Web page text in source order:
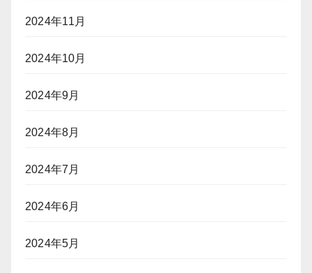
2024年11月
2024年10月
2024年9月
2024年8月
2024年7月
2024年6月
2024年5月